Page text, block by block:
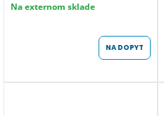
Na externom sklade
NA DOPYT